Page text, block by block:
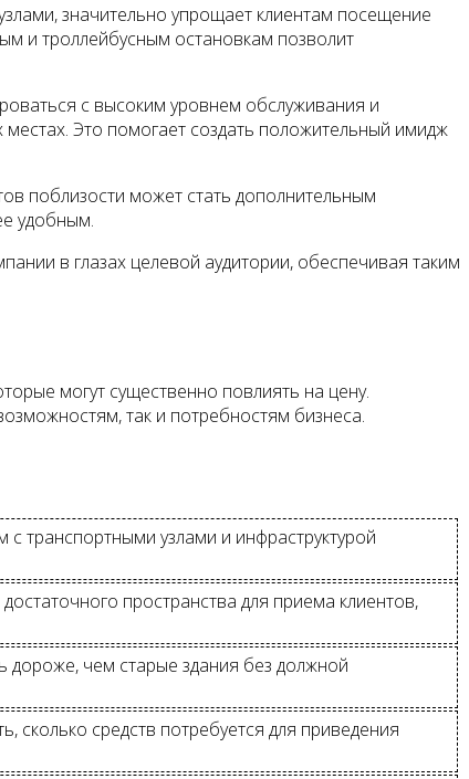
значительно упрощает клиентам посещение
и троллейбусным остановкам позволит
с высоким уровнем обслуживания и
Это помогает создать положительный имидж
поблизости может стать дополнительным
удобным.
в глазах целевой аудитории, обеспечивая таким
могут существенно повлиять на цену.
так и потребностям бизнеса.
транспортными узлами и инфраструктурой
пространства для приема клиентов,
дороже, чем старые здания без должной
сколько средств потребуется для приведения